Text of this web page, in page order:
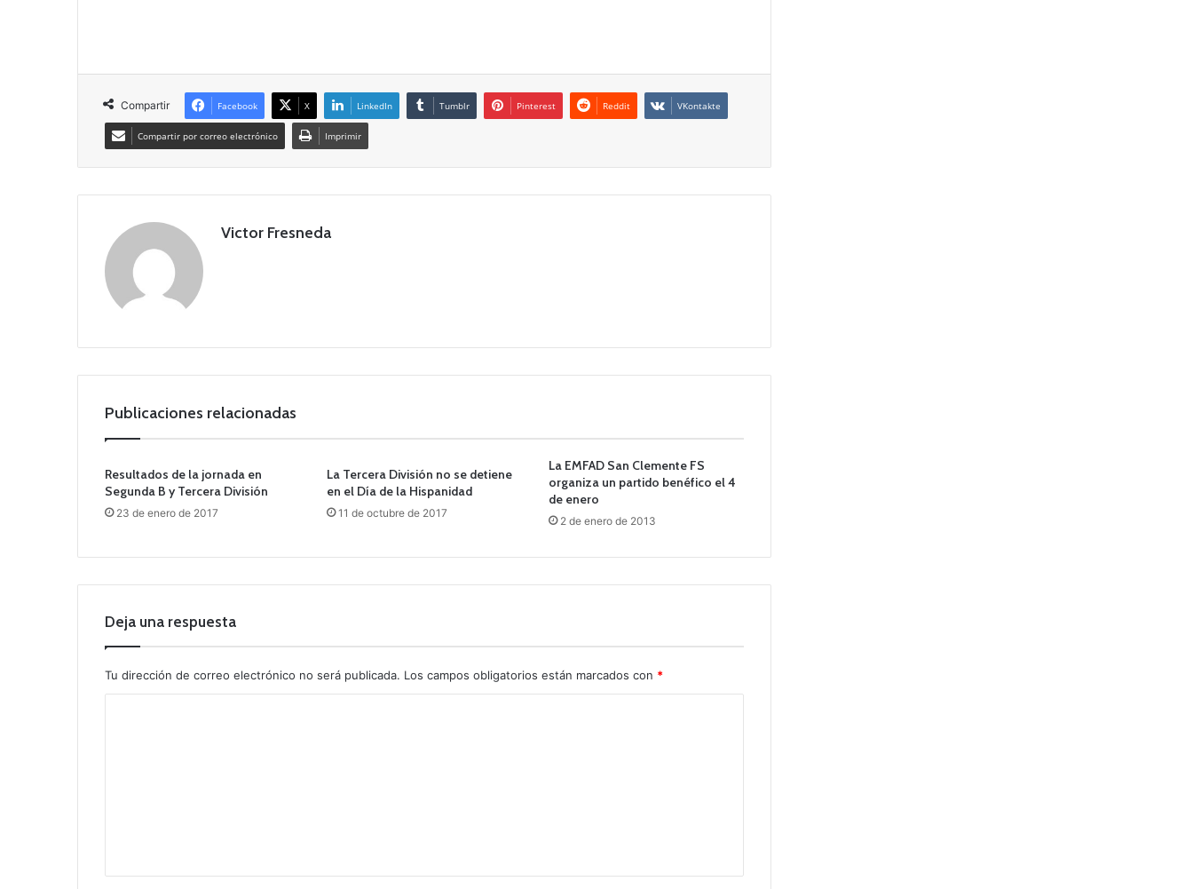
Compartir Facebook X LinkedIn Tumblr Pinterest Reddit VKontakte
Compartir por correo electrónico Imprimir
Victor Fresneda
Publicaciones relacionadas
Resultados de la jornada en
Segunda B y Tercera División
23 de enero de 2017
La Tercera División no se detiene
en el Día de la Hispanidad
11 de octubre de 2017
La EMFAD San Clemente FS
organiza un partido benéfico el 4
de enero
2 de enero de 2013
Deja una respuesta
Tu dirección de correo electrónico no será publicada. Los campos obligatorios están marcados con *